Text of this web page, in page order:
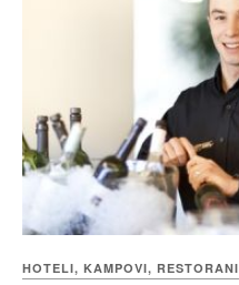
HOTELI, KAMPOVI, RESTORANI